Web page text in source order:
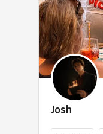
Josh